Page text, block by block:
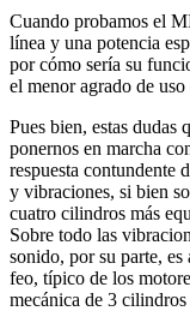
Cuando probamos el
línea y una potencia
por cómo sería su
el menor agrado de
Pues bien, estas dudas
ponernos en marcha
respuesta contundente
y vibraciones, si bien
cuatro cilindros más
Sobre todo las
sonido, por su parte,
feo, típico de los
mecánica de 3